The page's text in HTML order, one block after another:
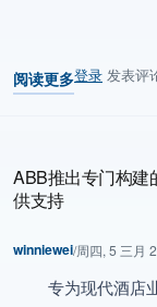
阅读更多
关于 ABB推出
登录 发表评
ABB推出专门构建
供支持
winniewei/周四, 5 三月
专为现代酒店